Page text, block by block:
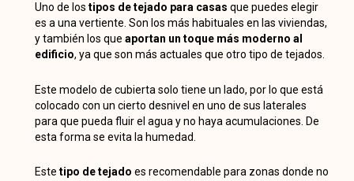
Uno de los tipos de tejado para casas que puedes elegir
es a una vertiente. Son los más habituales en las viviendas,
y también los que aportan un toque más moderno al
edificio, ya que son más actuales que otro tipo de tejados.
Este modelo de cubierta solo tiene un lado, por lo que está
colocado con un cierto desnivel en uno de sus laterales
para que pueda fluir el agua y no haya acumulaciones. De
esta forma se evita la humedad.
Este tipo de tejado es recomendable para zonas donde no